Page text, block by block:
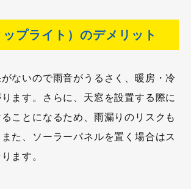
プライト）のデメリット
ないので雨音がうるさく、暖房・冷
ます。さらに、天窓を設置する際に
ことになるため、雨漏りのリスクも
た、ソーラーパネルを置く場合はス
ます。